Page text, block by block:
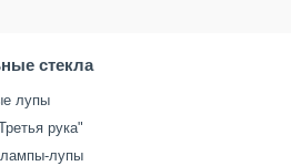
стекла
лупы
рука"
лупы